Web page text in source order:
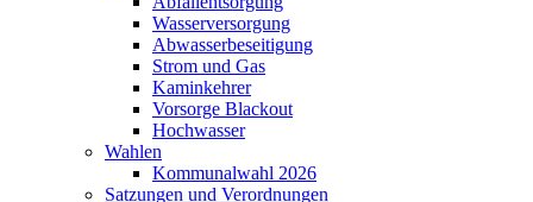
Wasserversorgung
Abwasserbeseitigung
Strom und Gas
Kaminkehrer
Vorsorge Blackout
Hochwasser
Wahlen
Kommunalwahl 2026
Satzungen und Verordnungen